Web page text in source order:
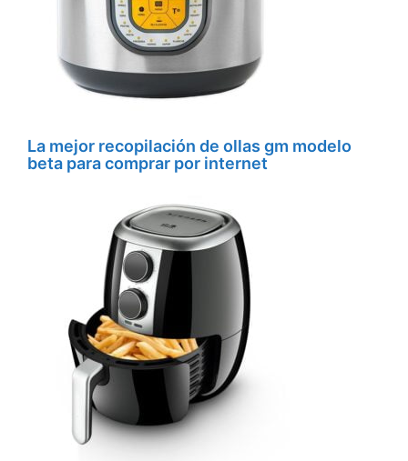
La mejor recopilación de ollas gm modelo
beta para comprar por internet